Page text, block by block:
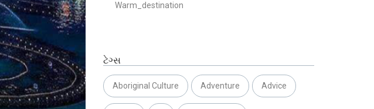
Warm_destination
ટેગ્સ
Aboriginal Culture Adventure Advice